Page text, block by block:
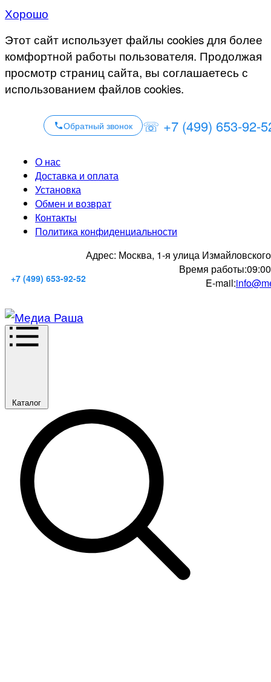
Хорошо
Этот сайт использует файлы cookies для более
комфортной работы пользователя. Продолжая
просмотр страниц сайта, вы соглашаетесь с
использованием файлов cookies.
Обратный звонок ☏ +7 (499) 653-92-
О нас
Доставка и оплата
Установка
Обмен и возврат
Контакты
Политика конфиденциальности
+7 (499) 653-92-52
Адрес: Москва, 1-я улица
Время работы:
E-mail:
Каталог